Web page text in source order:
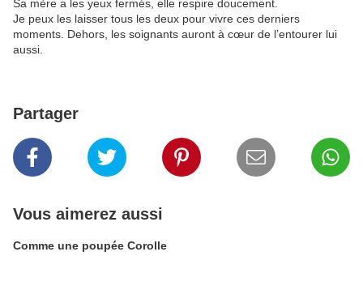
Sa mère a les yeux fermés, elle respire doucement.
Je peux les laisser tous les deux pour vivre ces derniers
moments. Dehors, les soignants auront à cœur de l’entourer lui
aussi.
Partager
Vous aimerez aussi
Comme une poupée Corolle